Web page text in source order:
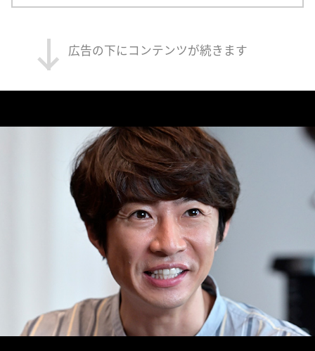
広告の下にコンテンツが続きます